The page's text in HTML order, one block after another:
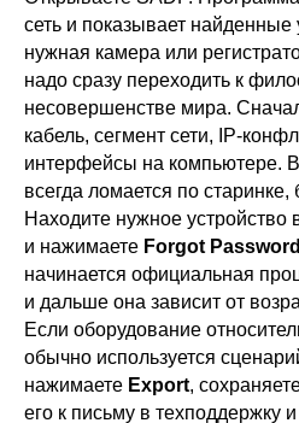
сеть и показывает найденные
нужная камера или
надо сразу переходить к
несовершенстве мира.
кабель, сегмент сети, IP-
интерфейсы на компьютере.
всегда ломается по старинке,
Находите нужное устройство
и нажимаете Forgot Password
начинается официальная
и дальше она зависит от
Если оборудование
обычно используется
нажимаете Export,
его к письму в техподдержку